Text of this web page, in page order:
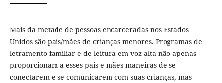
Mais da metade de pessoas encarceradas nos Estados
Unidos são pais/mães de crianças menores. Programas de
letramento familiar e de leitura em voz alta não apenas
proporcionam a esses pais e mães maneiras de se
conectarem e se comunicarem com suas crianças, mas